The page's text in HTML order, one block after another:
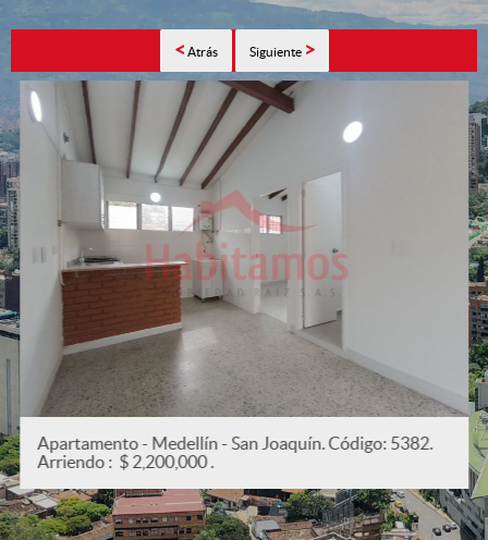
< Atrás Siguiente >
Apartamento - Medellín - San Joaquín. Código: 5382.
Arriendo : $ 2,200,000 .